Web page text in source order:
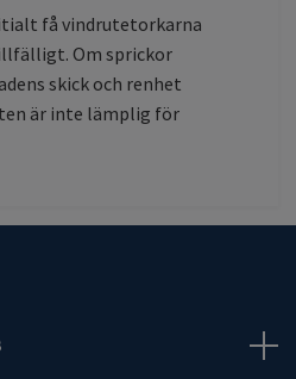
få vindrutetorkarna
Om sprickor
skick och renhet
är inte lämplig för